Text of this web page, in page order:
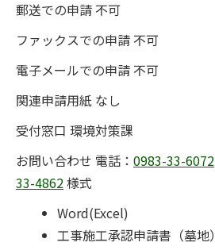
郵送での申請 不可
ファックスでの申請 不可
電子メールでの申請 不可
関連申請用紙 なし
受付窓口 環境対策課
お問い合わせ 電話： 0983-33-6072
33-4862様式
Word(Excel)
工事施工承認申請書（墓地）